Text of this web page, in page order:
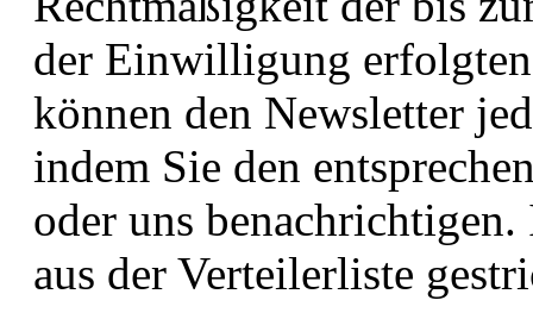
der Einwilligung
können den Newsletter
indem Sie den
oder uns
aus der Verteilerliste